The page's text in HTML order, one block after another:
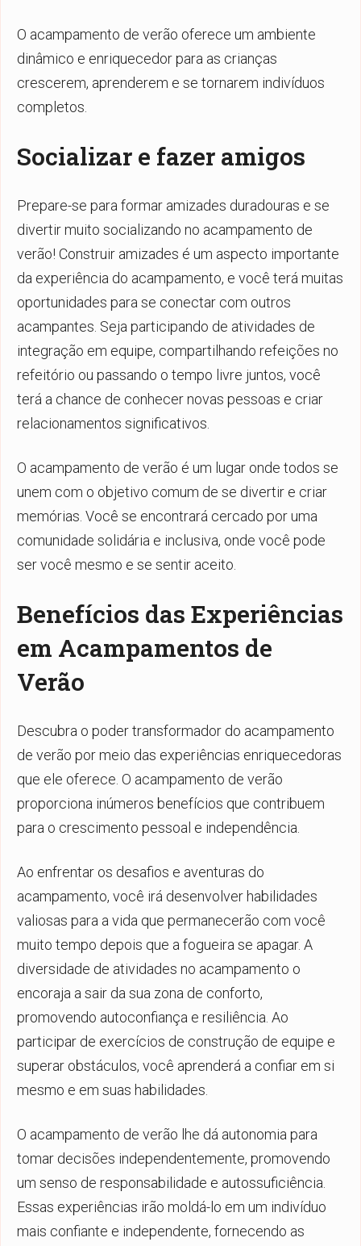
O acampamento de verão oferece um ambiente
dinâmico e enriquecedor para as crianças
crescerem, aprenderem e se tornarem indivíduos
completos.
Socializar e fazer amigos
Prepare-se para formar amizades duradouras e se
divertir muito socializando no acampamento de
verão! Construir amizades é um aspecto importante
da experiência do acampamento, e você terá muitas
oportunidades para se conectar com outros
acampantes. Seja participando de atividades de
integração em equipe, compartilhando refeições no
refeitório ou passando o tempo livre juntos, você
terá a chance de conhecer novas pessoas e criar
relacionamentos significativos.
O acampamento de verão é um lugar onde todos se
unem com o objetivo comum de se divertir e criar
memórias. Você se encontrará cercado por uma
comunidade solidária e inclusiva, onde você pode
ser você mesmo e se sentir aceito.
Benefícios das Experiências
em Acampamentos de
Verão
Descubra o poder transformador do acampamento
de verão por meio das experiências enriquecedoras
que ele oferece. O acampamento de verão
proporciona inúmeros benefícios que contribuem
para o crescimento pessoal e independência.
Ao enfrentar os desafios e aventuras do
acampamento, você irá desenvolver habilidades
valiosas para a vida que permanecerão com você
muito tempo depois que a fogueira se apagar. A
diversidade de atividades no acampamento o
encoraja a sair da sua zona de conforto,
promovendo autoconfiança e resiliência. Ao
participar de exercícios de construção de equipe e
superar obstáculos, você aprenderá a confiar em si
mesmo e em suas habilidades.
O acampamento de verão lhe dá autonomia para
tomar decisões independentemente, promovendo
um senso de responsabilidade e autossuficiência.
Essas experiências irão moldá-lo em um indivíduo
mais confiante e independente, fornecendo as